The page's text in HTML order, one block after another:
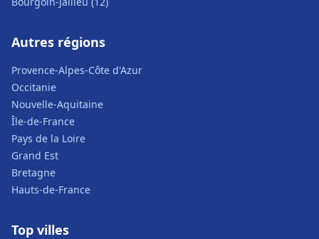
Autres régions
Provence-Alpes-Côte d'Azur
Occitanie
Nouvelle-Aquitaine
Île-de-France
Pays de la Loire
Grand Est
Bretagne
Hauts-de-France
Top villes